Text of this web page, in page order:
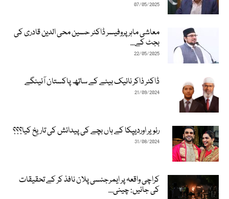
07/05/2025
معاشی ماہر پروفیسر ڈاکٹر حسین محی الدین قادری کی
بجٹ کے...
22/05/2025
ڈاکٹر ذاکر نائیک بیٹے کے ساتھ پاکستان آئینگے
21/09/2024
رنویر اوردیپکا کے ہاں بچے کی پیدائش کی تاریخ کیا؟؟؟
31/08/2024
کراچی واقعہ پر ایمرجنسی پلان نافذ کر کے تحقیقات
کی جائیں: چینی...